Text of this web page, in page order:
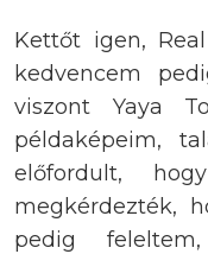
Kettőt igen,
kedvencem
viszont Yaya
példaképeim,
előfordult,
megkérdezték,
pedig